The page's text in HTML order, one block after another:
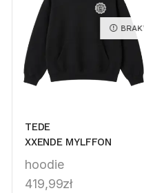
BRAK
TEDE
XXENDE MYLFFON
hoodie
419,99zł